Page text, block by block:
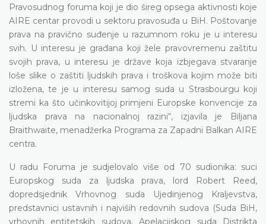
Pravosudnog foruma koji je dio šireg opsega aktivnosti koje
AIRE centar provodi u sektoru pravosuđa u BiH. Poštovanje
prava na pravično suđenje u razumnom roku je u interesu
svih. U interesu je građana koji žele pravovremenu zaštitu
svojih prava, u interesu je države koja izbjegava stvaranje
loše slike o zaštiti ljudskih prava i troškova kojim može biti
izložena, te je u interesu samog suda u Strasbourgu koji
stremi ka što učinkovitijoj primjeni Europske konvencije za
ljudska prava na nacionalnoj razini“, izjavila je Biljana
Braithwaite, menadžerka Programa za Zapadni Balkan AIRE
centra.
U radu Foruma je sudjelovalo više od 70 sudionika: suci
Europskog suda za ljudska prava, lord Robert Reed,
dopredsjednik Vrhovnog suda Ujedinjenog Kraljevstva,
predstavnici ustavnih i najviših redovnih sudova (Suda BiH,
vrhovnih entitetskih sudova, Apelacijskog suda Distrikta